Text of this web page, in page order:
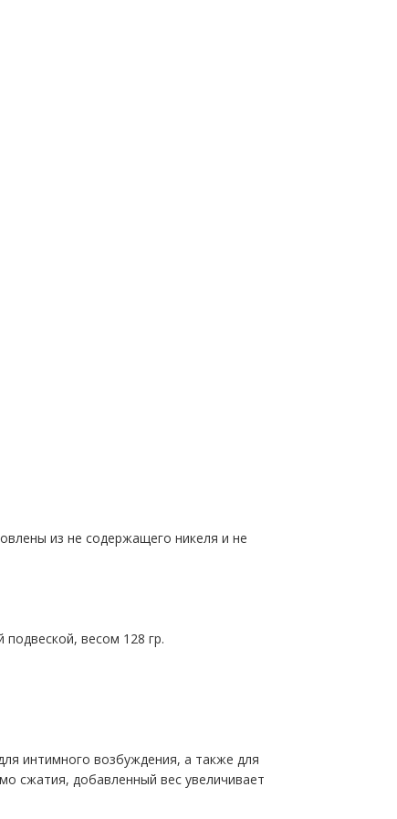
из не содержащего никеля и не
весом 128 гр.
интимного возбуждения, а также для
сжатия, добавленный вес увеличивает